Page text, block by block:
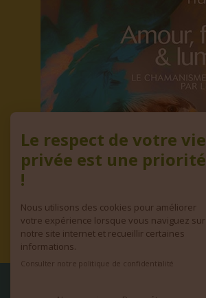
Le respect de votre vie
privée est une priorité
!
Nous utilisons des cookies pour améliorer
votre expérience lorsque vous naviguez sur
notre site internet et recueillir certaines
informations.
Consulter notre politique de confidentialité